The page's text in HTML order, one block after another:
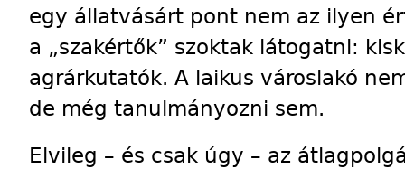
egy állatvásárt pont nem az ilyen
a „szakértők” szoktak látogatni:
agrárkutatók. A laikus városlakó
de még tanulmányozni sem.
Elvileg – és csak úgy – az